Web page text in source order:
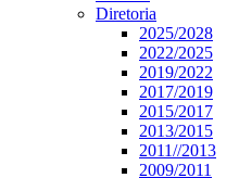
Diretoria
2025/2028
2022/2025
2019/2022
2017/2019
2015/2017
2013/2015
2011//2013
2009/2011